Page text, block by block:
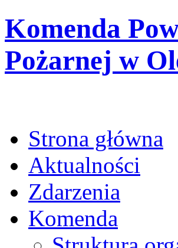
Komenda
Pożarnej w
Strona główna
Aktualności
Zdarzenia
Komenda